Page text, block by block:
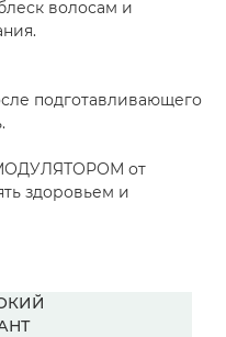
волосам и
подготавливающего
от
здоровьем и